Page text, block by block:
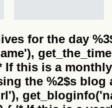
for the day
If this is a
the %2$s blog